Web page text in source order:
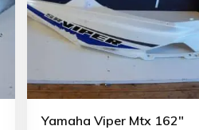
Yamaha Viper Mtx 162″